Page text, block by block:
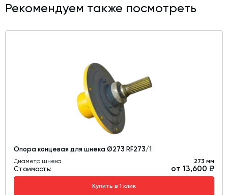
Рекомендуем также посмотреть
Опора концевая для шнека Ø273 RF273/1
Диаметр шнека 273 мм
Стоимость: от 13,600 ₽
Купить в 1 клик